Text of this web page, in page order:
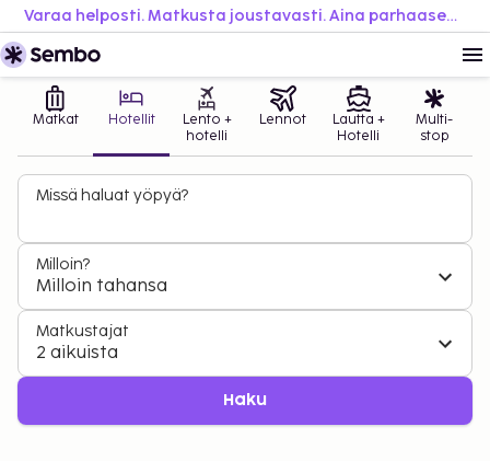
Varaa helposti. Matkusta joustavasti. Aina parhaaseen hintaan.
Matkat Hotellit
Lento +
hotelli
Lennot
Lautta +
Hotelli
Multi-
stop
Missä haluat yöpyä?
Milloin?
Milloin tahansa
Matkustajat
2 aikuista
Haku